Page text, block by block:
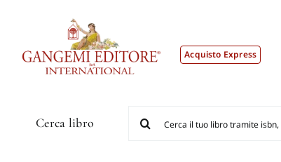
Acquisto Express
Cerca libro
per: